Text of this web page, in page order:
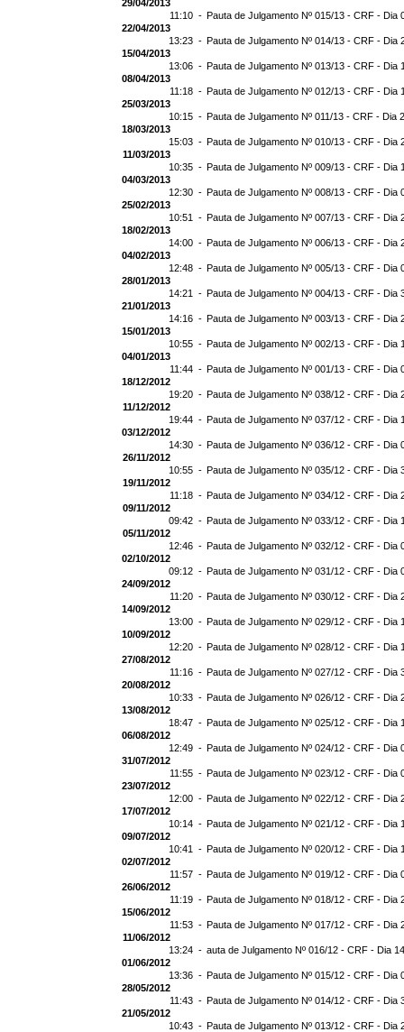
29/04/2013
11:10 - Pauta de Julgamento Nº 015/13 - CRF - Dia
22/04/2013
13:23 - Pauta de Julgamento Nº 014/13 - CRF - Dia
15/04/2013
13:06 - Pauta de Julgamento Nº 013/13 - CRF - Dia
08/04/2013
11:18 - Pauta de Julgamento Nº 012/13 - CRF - Dia
25/03/2013
10:15 - Pauta de Julgamento Nº 011/13 - CRF - Dia
18/03/2013
15:03 - Pauta de Julgamento Nº 010/13 - CRF - Dia
11/03/2013
10:35 - Pauta de Julgamento Nº 009/13 - CRF - Dia
04/03/2013
12:30 - Pauta de Julgamento Nº 008/13 - CRF - Dia
25/02/2013
10:51 - Pauta de Julgamento Nº 007/13 - CRF - Dia
18/02/2013
14:00 - Pauta de Julgamento Nº 006/13 - CRF - Dia
04/02/2013
12:48 - Pauta de Julgamento Nº 005/13 - CRF - Dia
28/01/2013
14:21 - Pauta de Julgamento Nº 004/13 - CRF - Dia
21/01/2013
14:16 - Pauta de Julgamento Nº 003/13 - CRF - Dia
15/01/2013
10:55 - Pauta de Julgamento Nº 002/13 - CRF - Dia
04/01/2013
11:44 - Pauta de Julgamento Nº 001/13 - CRF - Dia
18/12/2012
19:20 - Pauta de Julgamento Nº 038/12 - CRF - Dia
11/12/2012
19:44 - Pauta de Julgamento Nº 037/12 - CRF - Dia
03/12/2012
14:30 - Pauta de Julgamento Nº 036/12 - CRF - Dia
26/11/2012
10:55 - Pauta de Julgamento Nº 035/12 - CRF - Dia
19/11/2012
11:18 - Pauta de Julgamento Nº 034/12 - CRF - Dia
09/11/2012
09:42 - Pauta de Julgamento Nº 033/12 - CRF - Dia
05/11/2012
12:46 - Pauta de Julgamento Nº 032/12 - CRF - Dia
02/10/2012
09:12 - Pauta de Julgamento Nº 031/12 - CRF - Dia
24/09/2012
11:20 - Pauta de Julgamento Nº 030/12 - CRF - Dia
14/09/2012
13:00 - Pauta de Julgamento Nº 029/12 - CRF - Dia
10/09/2012
12:20 - Pauta de Julgamento Nº 028/12 - CRF - Dia
27/08/2012
11:16 - Pauta de Julgamento Nº 027/12 - CRF - Dia
20/08/2012
10:33 - Pauta de Julgamento Nº 026/12 - CRF - Dia
13/08/2012
18:47 - Pauta de Julgamento Nº 025/12 - CRF - Dia
06/08/2012
12:49 - Pauta de Julgamento Nº 024/12 - CRF - Dia
31/07/2012
11:55 - Pauta de Julgamento Nº 023/12 - CRF - Dia
23/07/2012
12:00 - Pauta de Julgamento Nº 022/12 - CRF - Dia
17/07/2012
10:14 - Pauta de Julgamento Nº 021/12 - CRF - Dia
09/07/2012
10:41 - Pauta de Julgamento Nº 020/12 - CRF - Dia
02/07/2012
11:57 - Pauta de Julgamento Nº 019/12 - CRF - Dia
26/06/2012
11:19 - Pauta de Julgamento Nº 018/12 - CRF - Dia
15/06/2012
11:53 - Pauta de Julgamento Nº 017/12 - CRF - Dia
11/06/2012
13:24 - auta de Julgamento Nº 016/12 - CRF - Dia
01/06/2012
13:36 - Pauta de Julgamento Nº 015/12 - CRF - Dia
28/05/2012
11:43 - Pauta de Julgamento Nº 014/12 - CRF - Dia
21/05/2012
10:43 - Pauta de Julgamento Nº 013/12 - CRF - Dia